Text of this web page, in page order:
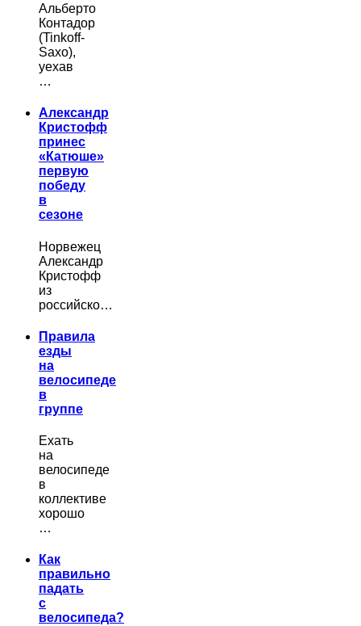
Альберто
Контадор
(Tinkoff-
Saxo),
уехав
…
Александр
Кристофф
принес
«Катюше»
первую
победу
в
сезоне
Норвежец
Александр
Кристофф
из
российско…
Правила
езды
на
велосипеде
в
группе
Ехать
на
велосипеде
в
коллективе
хорошо
…
Как
правильно
падать
с
велосипеда?